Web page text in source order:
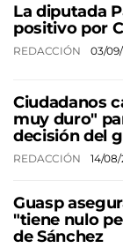
La diputada
positivo por
REDACCIÓN 03/
Ciudadanos
muy duro"
decisión del
REDACCIÓN 14/
Guasp
"tiene nulo
de Sánchez